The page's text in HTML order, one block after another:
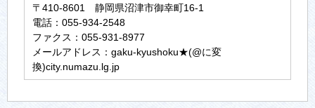
〒410-8601 静岡県沼津市御幸町16-1
電話：055-934-2548
ファクス：055-931-8977
メールアドレス：gaku-kyushoku★(@に変
換)city.numazu.lg.jp